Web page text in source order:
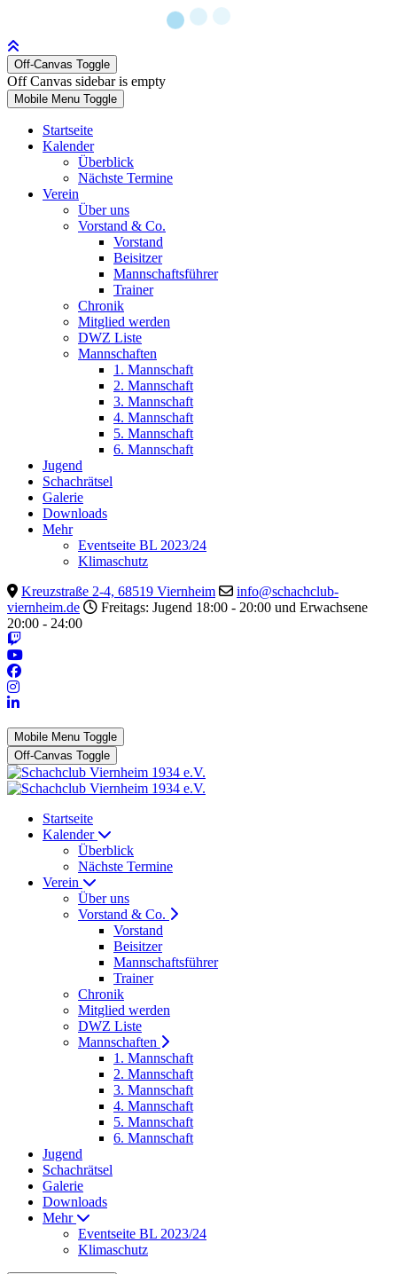
Off-Canvas Toggle
Off Canvas sidebar is empty
Mobile Menu Toggle
Startseite
Kalender
Überblick
Nächste Termine
Verein
Über uns
Vorstand & Co.
Vorstand
Beisitzer
Mannschaftsführer
Trainer
Chronik
Mitglied werden
DWZ Liste
Mannschaften
1. Mannschaft
2. Mannschaft
3. Mannschaft
4. Mannschaft
5. Mannschaft
6. Mannschaft
Jugend
Schachrätsel
Galerie
Downloads
Mehr
Eventseite BL 2023/24
Klimaschutz
Kreuzstraße 2-4, 68519 Viernheim
info@schachclub-
viernheim.de
Freitags: Jugend 18:00 - 20:00 und Erwachsene
20:00 - 24:00
Mobile Menu Toggle
Off-Canvas Toggle
Startseite
Kalender
Überblick
Nächste Termine
Verein
Über uns
Vorstand & Co.
Vorstand
Beisitzer
Mannschaftsführer
Trainer
Chronik
Mitglied werden
DWZ Liste
Mannschaften
1. Mannschaft
2. Mannschaft
3. Mannschaft
4. Mannschaft
5. Mannschaft
6. Mannschaft
Jugend
Schachrätsel
Galerie
Downloads
Mehr
Eventseite BL 2023/24
Klimaschutz